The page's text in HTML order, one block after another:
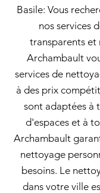
Basile: Vous
nos services
transparents et
Archambault
services de
à des prix
sont adaptées à
d'espaces et à
Archambault
nettoyage
besoins. Le
dans votre ville